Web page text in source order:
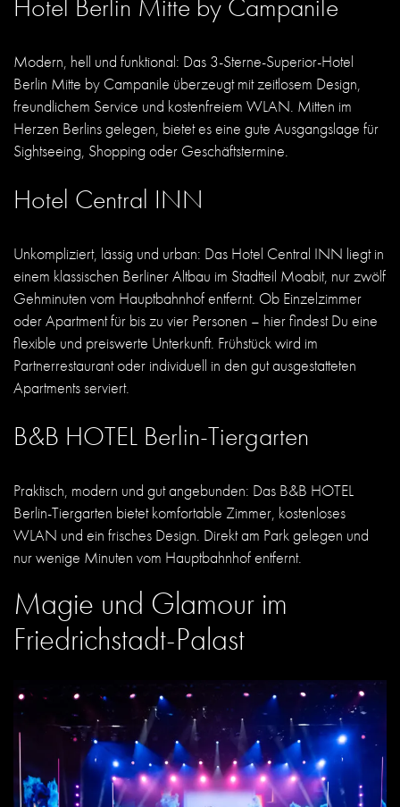
Hotel Berlin Mitte by Campanile
Modern, hell und funktional: Das 3-Sterne-Superior-Hotel
Berlin Mitte by Campanile überzeugt mit zeitlosem Design,
freundlichem Service und kostenfreiem WLAN. Mitten im
Herzen Berlins gelegen, bietet es eine gute Ausgangslage für
Sightseeing, Shopping oder Geschäftstermine.
Hotel Central INN
Unkompliziert, lässig und urban: Das Hotel Central INN liegt in
einem klassischen Berliner Altbau im Stadtteil Moabit, nur zwölf
Gehminuten vom Hauptbahnhof entfernt. Ob Einzelzimmer
oder Apartment für bis zu vier Personen – hier findest Du eine
flexible und preiswerte Unterkunft. Frühstück wird im
Partnerrestaurant oder individuell in den gut ausgestatteten
Apartments serviert.
B&B HOTEL Berlin-Tiergarten
Praktisch, modern und gut angebunden: Das B&B HOTEL
Berlin-Tiergarten bietet komfortable Zimmer, kostenloses
WLAN und ein frisches Design. Direkt am Park gelegen und
nur wenige Minuten vom Hauptbahnhof entfernt.
Magie und Glamour im
Friedrichstadt-Palast